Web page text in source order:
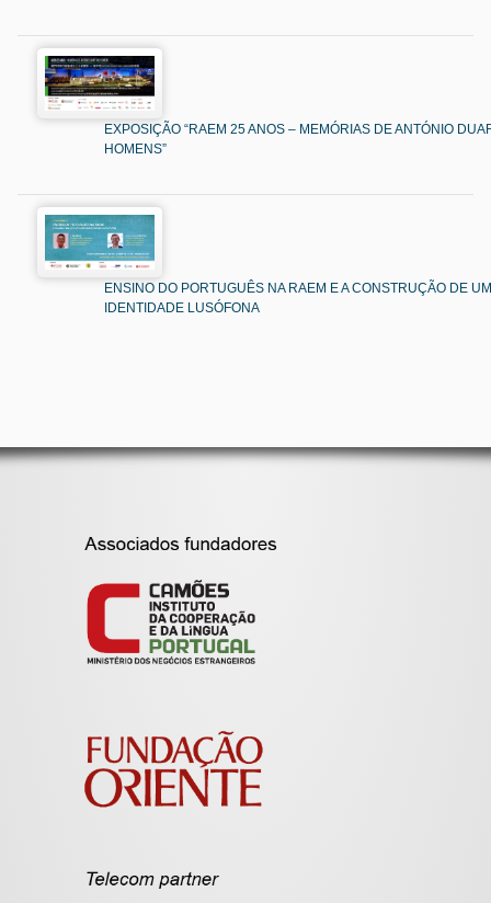
EXPOSIÇÃO “RAEM 25 ANOS – MEMÓRIAS DE ANTÓNIO
HOMENS”
ENSINO DO PORTUGUÊS NA RAEM E A CONSTRUÇÃO DE
IDENTIDADE LUSÓFONA